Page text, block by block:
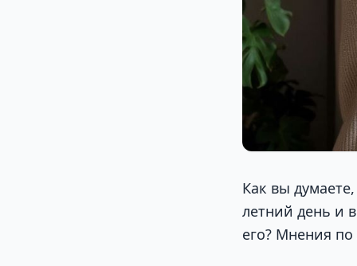
Как вы
летний день и
его? Мнения по